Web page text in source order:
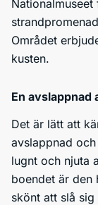
Området
kusten.
En avslappnad
Det är lätt att
avslappnad
lugnt och njuta
boendet är den
skönt att slå